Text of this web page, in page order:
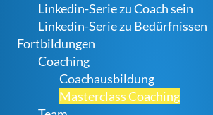
Linkedin-Serie zu Coach sein
Linkedin-Serie zu Bedürfnissen
Fortbildungen
Coaching
Coachausbildung
Masterclass Coaching